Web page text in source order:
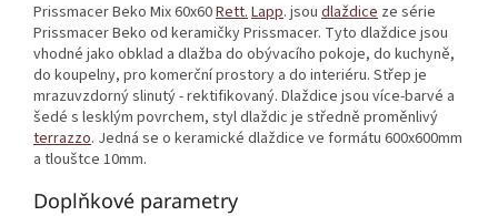
Prissmacer Beko Mix 60x60Rett.Lapp. jsou dlaždice ze série
Prissmacer Beko od keramičky Prissmacer. Tyto dlaždice jsou
vhodné jako obklad a dlažba do obývacího pokoje, do kuchyně,
do koupelny, pro komerční prostory a do interiéru. Střep je
mrazuvzdorný slinutý - rektifikovaný. Dlaždice jsou více-barvé a
šedé s lesklým povrchem, styl dlaždic je středně proměnlivý
terrazzo. Jedná se o keramické dlaždice ve formátu 600x600mm
a tlouštce 10mm.
Doplňkové parametry